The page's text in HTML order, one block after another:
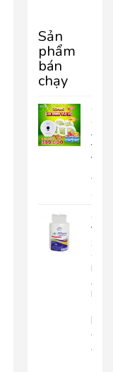
Phòng Tắm
Resort
Sản
phẩm
bán
chạy
GIA
VUI
VẺ
Giấy
Vệ
Sinh
Lớn
An
|
AK703